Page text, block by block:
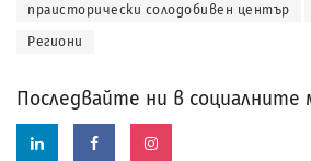
праисторически солодобивен център
Региони
Последвайте ни в социалните